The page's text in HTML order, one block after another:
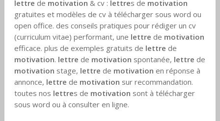
lettre de motivation & cv : lettres de motivation
gratuites et modèles de cv à télécharger sous word ou
open office. des conseils pratiques pour rédiger un cv
(curriculum vitae) performant, une lettre de motivation
efficace. plus de exemples gratuits de lettre de
motivation. lettre de motivation spontanée, lettre de
motivation stage, lettre de motivation en réponse à
annonce, lettre de motivation sur recommandation.
toutes nos lettres de motivation sont à télécharger
sous word ou à consulter en ligne.